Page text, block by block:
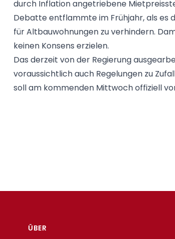
durch Inflation angetriebene
Debatte entflammte im Frühjahr, als es
für Altbauwohnungen zu verhindern.
keinen Konsens erzielen.
Das derzeit von der Regierung
voraussichtlich auch Regelungen zu
soll am kommenden Mittwoch offiziell
ÜBER